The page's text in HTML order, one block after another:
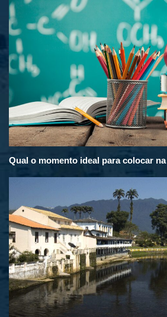
Qual o momento ideal para colocar